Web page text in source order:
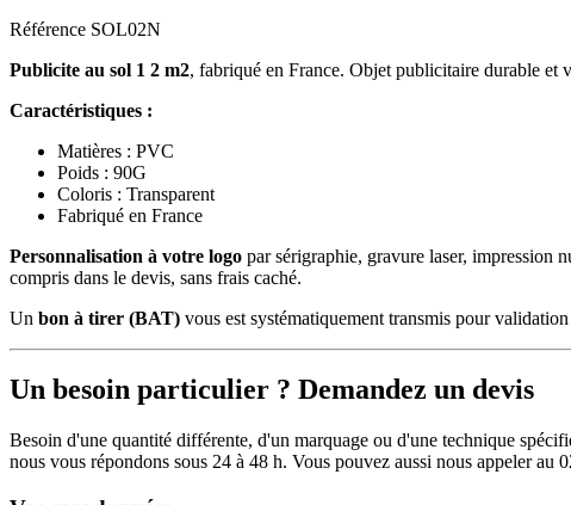
Référence SOL02N
Publicite au sol 1 2 m2, fabriqué en France. Objet publicitaire durable et
Caractéristiques :
Matières : PVC
Poids : 90G
Coloris : Transparent
Fabriqué en France
Personnalisation à votre logo par sérigraphie, gravure laser, impression
compris dans le devis, sans frais caché.
Un bon à tirer (BAT) vous est systématiquement transmis pour
Un besoin particulier ? Demandez un devis
Besoin d'une quantité différente, d'un marquage ou d'une technique
nous vous répondons sous 24 à 48 h. Vous pouvez aussi nous appeler au